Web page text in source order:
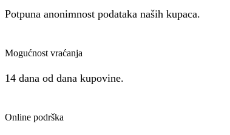
Potpuna anonimnost podataka naših kupaca.
Mogućnost vraćanja
14 dana od dana kupovine.
Online podrška